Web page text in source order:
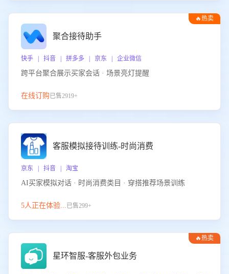
🔥热卖
聚合接待助手
快手 | 抖音 | 拼多多 | 京东 | 企业微信
跨平台聚合展示买家会话 · 场景亮灯提醒
在线订购已售2919+
客服模拟接待训练-时尚消费
京东 | 抖音 | 淘宝
AI买家模拟对话 · 时尚消费类目 · 穿搭推荐场景训练
5人正在体验...已售299+
🔥热卖
星环智服-客服外包业务